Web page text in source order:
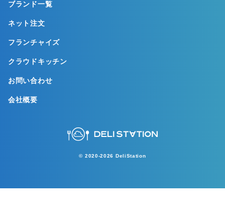
© 2020-2026 DeliStation
ブランド一覧
ネット注文
フランチャイズ
クラウドキッチン
お問い合わせ
会社概要